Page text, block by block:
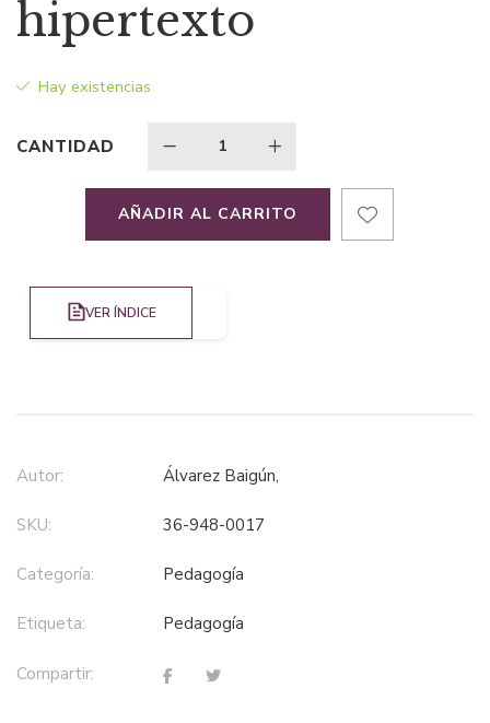
era:
$43,63.
es:
hipertexto
Hay existencias
CANTIDAD
AÑADIR AL CARRITO
VER ÍNDICE
Autor: Álvarez Baigún,
SKU: 36-948-0017
Categoría: pedagogía
Etiqueta: pedagogía
Compartir: